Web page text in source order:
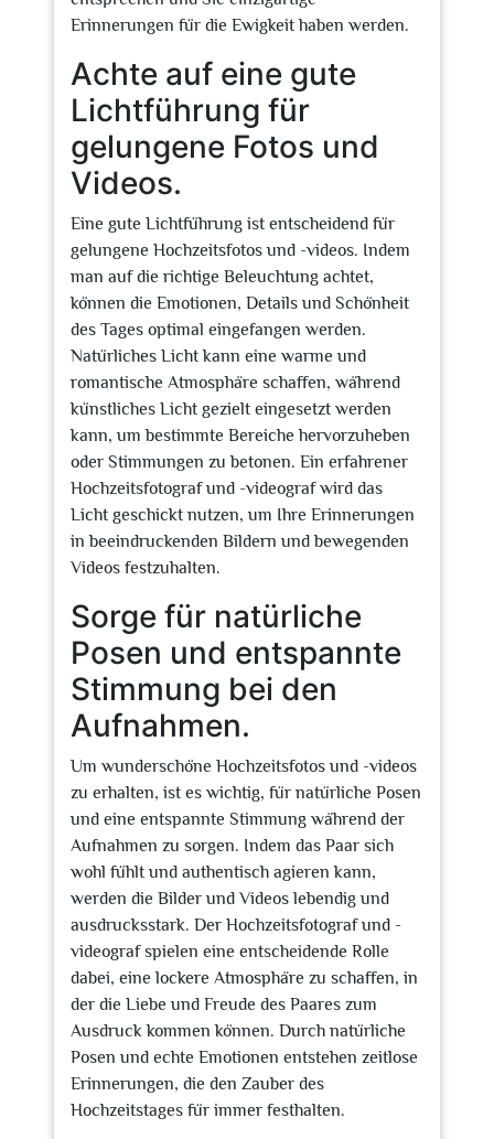
Erinnerungen für die Ewigkeit haben werden.
Achte auf eine gute
Lichtführung für
gelungene Fotos und
Videos.
Eine gute Lichtführung ist entscheidend für
gelungene Hochzeitsfotos und -videos. Indem
man auf die richtige Beleuchtung achtet,
können die Emotionen, Details und Schönheit
des Tages optimal eingefangen werden.
Natürliches Licht kann eine warme und
romantische Atmosphäre schaffen, während
künstliches Licht gezielt eingesetzt werden
kann, um bestimmte Bereiche hervorzuheben
oder Stimmungen zu betonen. Ein erfahrener
Hochzeitsfotograf und -videograf wird das
Licht geschickt nutzen, um Ihre Erinnerungen
in beeindruckenden Bildern und bewegenden
Videos festzuhalten.
Sorge für natürliche
Posen und entspannte
Stimmung bei den
Aufnahmen.
Um wunderschöne Hochzeitsfotos und -videos
zu erhalten, ist es wichtig, für natürliche Posen
und eine entspannte Stimmung während der
Aufnahmen zu sorgen. Indem das Paar sich
wohl fühlt und authentisch agieren kann,
werden die Bilder und Videos lebendig und
ausdrucksstark. Der Hochzeitsfotograf und -
videograf spielen eine entscheidende Rolle
dabei, eine lockere Atmosphäre zu schaffen, in
der die Liebe und Freude des Paares zum
Ausdruck kommen können. Durch natürliche
Posen und echte Emotionen entstehen zeitlose
Erinnerungen, die den Zauber des
Hochzeitstages für immer festhalten.